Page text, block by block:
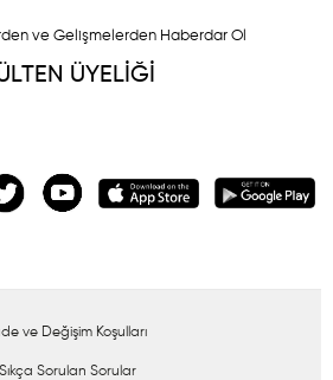
ve Gelişmelerden Haberdar Ol
ÜYELİĞİ
ve Değişim Koşulları
Sıkça Sorulan Sorular